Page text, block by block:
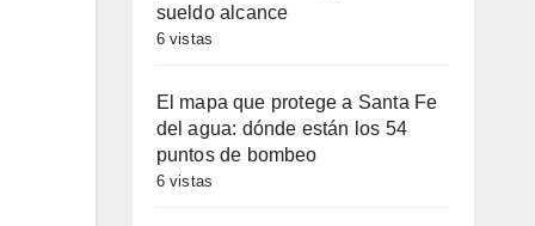
sueldo alcance
6 vistas
El mapa que protege a Santa Fe
del agua: dónde están los 54
puntos de bombeo
6 vistas